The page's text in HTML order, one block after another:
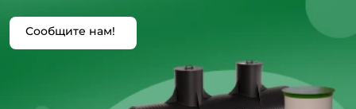
Сообщите нам!